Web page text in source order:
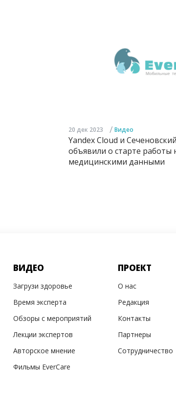
20 дек 2023 / Видео
Yandex Cloud и
объявили о старте работы
медицинскими данными
ВИДЕО
Загрузи здоровье
Время эксперта
Обзоры с мероприятий
Лекции экспертов
Авторское мнение
Фильмы EverCare
ПРОЕКТ
О нас
Редакция
Контакты
Партнеры
Сотрудничество